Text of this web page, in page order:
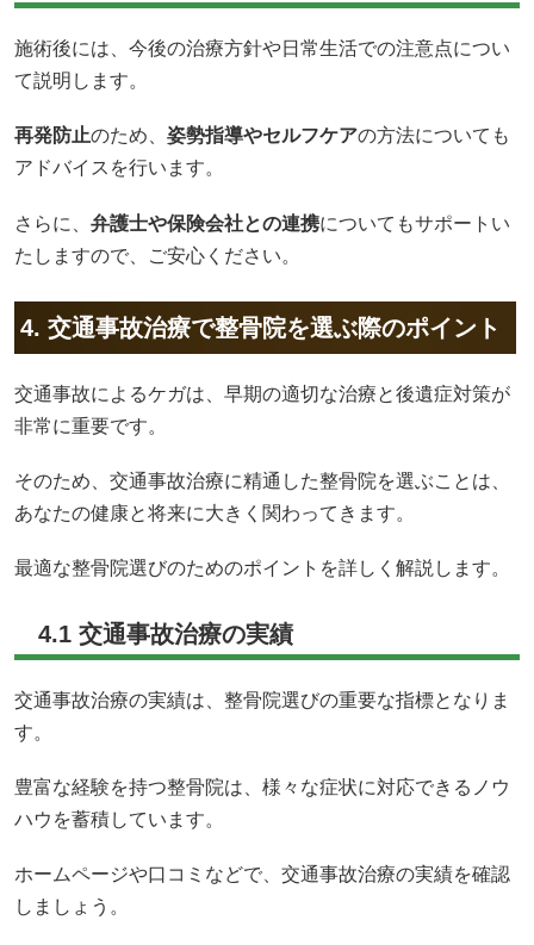
施術後には、今後の治療方針や日常生活での注意点につい
て説明します。
再発防止のため、 姿勢指導やセルフケアの方法についても
アドバイスを行います。
さらに、 弁護士や保険会社との連携についてもサポートい
たしますので、ご安心ください。
4. 交通事故治療で整骨院を選ぶ際のポイント
交通事故によるケガは、早期の適切な治療と後遺症対策が
非常に重要です。
そのため、交通事故治療に精通した整骨院を選ぶことは、
あなたの健康と将来に大きく関わってきます。
最適な整骨院選びのためのポイントを詳しく解説します。
4.1 交通事故治療の実績
交通事故治療の実績は、整骨院選びの重要な指標となりま
す。
豊富な経験を持つ整骨院は、様々な症状に対応できるノウ
ハウを蓄積しています。
ホームページや口コミなどで、交通事故治療の実績を確認
しましょう。